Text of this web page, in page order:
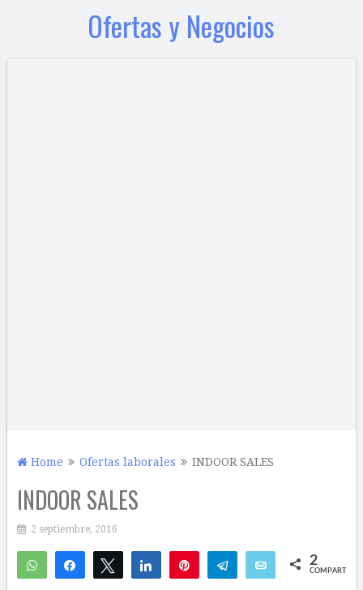
Ofertas y Negocios
Home Ofertas laborales INDOOR SALES
INDOOR SALES
2 septiembre, 2016
WhatsAppCompartirTwittear Compartir Telegram Email 2
COMPARTIR